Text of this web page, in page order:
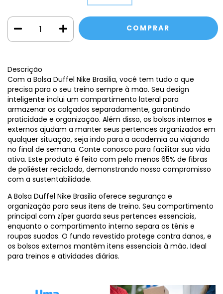
Descrição
Com a Bolsa Duffel Nike Brasilia, você tem tudo o que
precisa para o seu treino sempre à mão. Seu design
inteligente inclui um compartimento lateral para
armazenar os calçados separadamente, garantindo
praticidade e organização. Além disso, os bolsos internos e
externos ajudam a manter seus pertences organizados em
qualquer situação, seja indo para a academia ou viajando
no final de semana. Conte conosco para facilitar sua vida
ativa. Este produto é feito com pelo menos 65% de fibras
de poliéster reciclado, demonstrando nosso compromisso
com a sustentabilidade.
A Bolsa Duffel Nike Brasilia oferece segurança e
organização para seus itens de treino. Seu compartimento
principal com zíper guarda seus pertences essenciais,
enquanto o compartimento interno separa os tênis e
roupas suadas. O fundo revestido protege contra danos, e
os bolsos externos mantêm itens essenciais à mão. Ideal
para treinos e atividades diárias.